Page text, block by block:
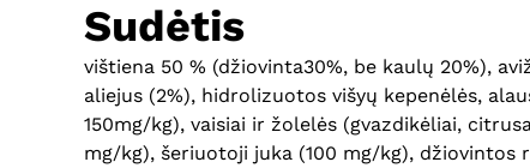
Sudėtis
vištiena 50 % (džiovinta30%, be kaulų 20%),
aliejus (2%), hidrolizuotos višyų kepenėlės,
150mg/kg), vaisiai ir žolelės (gvazdikėliai,
mg/kg), šeriuotoji juka (100 mg/kg), džiovintos